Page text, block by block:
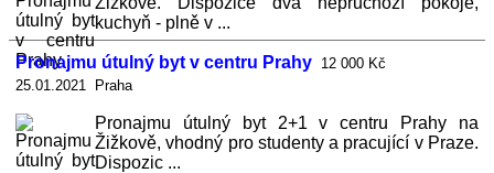
kuchyň - plně v ...
Pronajmu útulný byt v centru Prahy 12 000 Kč
25.01.2021 Praha
Pronajmu útulný byt 2+1 v centru Prahy na
Žižkově, vhodný pro studenty a pracující v Praze.
Dispozic ...